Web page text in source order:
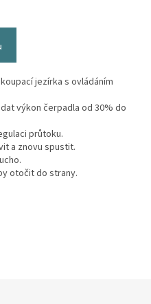
jezírka s ovládáním
výkon čerpadla od 30% do
průtoku.
a znovu spustit.
otočit do strany.